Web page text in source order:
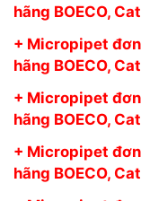
hãng BOECO,
+ Micropipet
hãng BOECO,
+ Micropipet
hãng BOECO,
+ Micropipet
hãng BOECO,